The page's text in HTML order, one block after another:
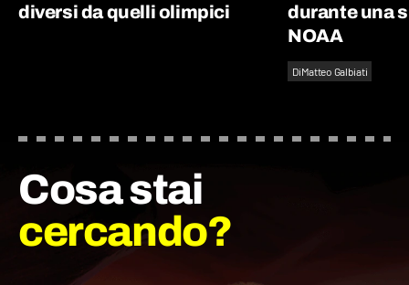
diversi da quelli olimpici
durante una
NOAA
DiMatteo Galbiati
Cosa stai
cercando?